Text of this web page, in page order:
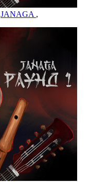
JANAGA ,